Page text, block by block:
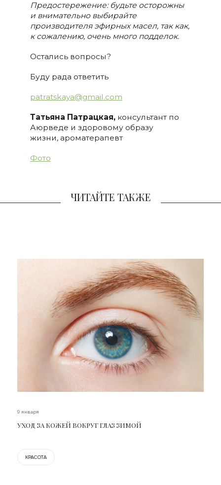
Предостережение: будьте осторожны
и внимательно выбирайте
производителя эфирных масел, так как,
к сожалению, очень много подделок.
Остались вопросы?
Буду рада ответить
patratskaya@gmail.com
Татьяна Патрацкая, консультант по
Аюрведе и здоровому образу
жизни, ароматерапевт
Фото
ЧИТАЙТЕ ТАКЖЕ
9 января
УХОД ЗА КОЖЕЙ ВОКРУГ ГЛАЗ ЗИМОЙ
КРАСОТА